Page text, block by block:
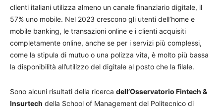
clienti italiani utilizza almeno un canale finanziario digitale, il
57% uno mobile. Nel 2023 crescono gli utenti dell’home e
mobile banking, le transazioni online e i clienti acquisiti
completamente online, anche se per i servizi più complessi,
come la stipula di mutuo o una polizza vita, è molto più bassa
la disponibilità all’utilizzo del digitale al posto che la filale.
Sono alcuni risultati della ricerca dell’Osservatorio Fintech &
Insurtech della School of Management del Politecnico di